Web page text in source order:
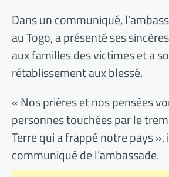
Dans un communiqué,
au Togo, a présenté ses
aux familles des victimes et a
rétablissement aux blessé.
« Nos prières et nos pensées
personnes touchées par le
Terre qui a frappé notre pays »,
communiqué de l’ambassade.